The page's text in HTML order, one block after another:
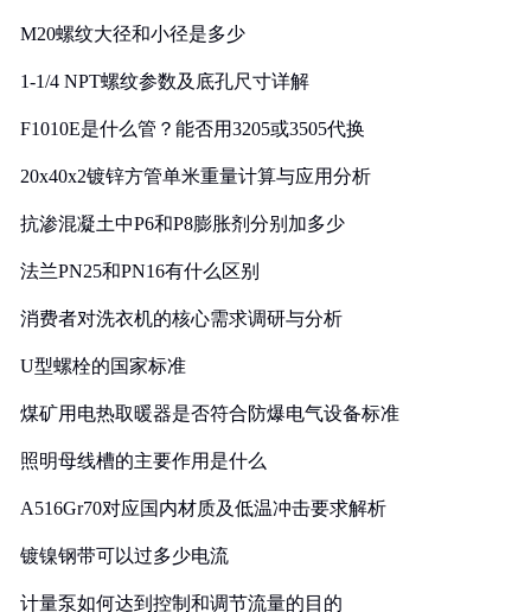
M20螺纹大径和小径是多少
1-1/4 NPT螺纹参数及底孔尺寸详解
F1010E是什么管？能否用3205或3505代换
20x40x2镀锌方管单米重量计算与应用分析
抗渗混凝土中P6和P8膨胀剂分别加多少
法兰PN25和PN16有什么区别
消费者对洗衣机的核心需求调研与分析
U型螺栓的国家标准
煤矿用电热取暖器是否符合防爆电气设备标准
照明母线槽的主要作用是什么
A516Gr70对应国内材质及低温冲击要求解析
镀镍钢带可以过多少电流
计量泵如何达到控制和调节流量的目的